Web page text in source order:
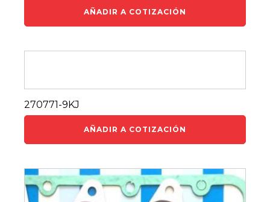
AÑADIR A COTIZACIÓN
270771-9KJ
AÑADIR A COTIZACIÓN